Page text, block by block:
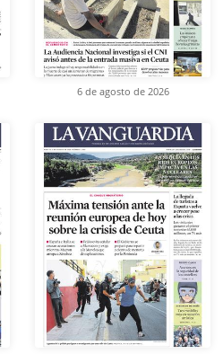
6 de agosto de 2026